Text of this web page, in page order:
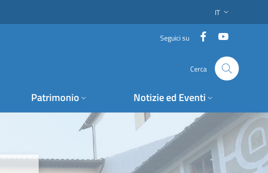
SELETTORE
IT
Seguici su Facebook
Cerca
Patrimonio Notizie ed Eventi